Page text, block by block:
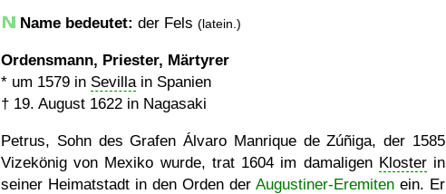
Name bedeutet: der Fels (latein.)
Ordensmann, Priester, Märtyrer
* um 1579 in Sevillain Spanien
† 19. August 1622 in Nagasaki
Petrus, Sohn des Grafen Álvaro Manrique de Zúñiga, der 1585
Vizekönig von Mexiko wurde, trat 1604 im damaligen Klosterin
seiner Heimatstadt in den Orden der Augustiner-Eremiten ein. Er